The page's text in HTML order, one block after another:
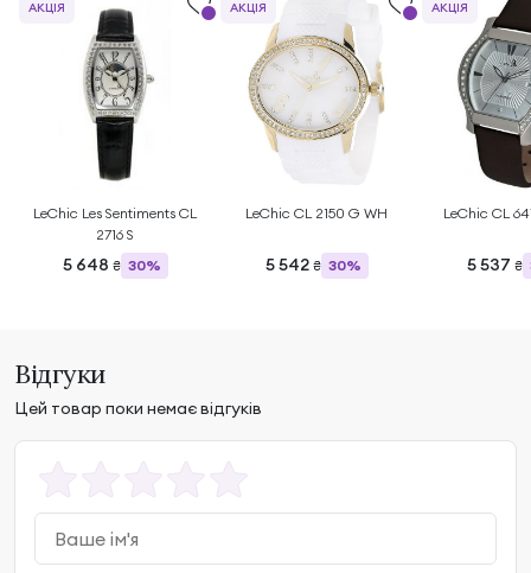
LeChic Les Sentiments CL
2716 S
5 648 ₴ 30%
АКЦІЯ
LeChic CL 2150 G WH
5 542 ₴ 30%
АКЦІЯ
LeChic CL
5 537 ₴
АКЦІЯ
Відгуки
Цей товар поки немає відгуків